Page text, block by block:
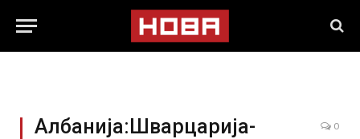
Албанија:Шварцарија-
0